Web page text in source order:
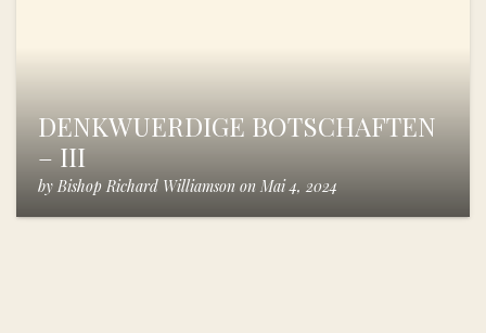
DENKWUERDIGE BOTSCHAFTEN
– III
by Bishop Richard Williamson on Mai 4, 2024